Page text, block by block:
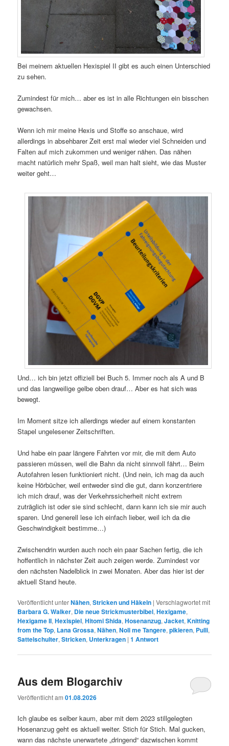
Bei meinem aktuellen Hexispiel II gibt es auch einen Unterschied
zu sehen.
Zumindest für mich… aber es ist in alle Richtungen ein bisschen
gewachsen.
Wenn ich mir meine Hexis und Stoffe so anschaue, wird
allerdings in absehbarer Zeit erst mal wieder viel Schneiden und
Falten auf mich zukommen und weniger nähen. Das nähen
macht natürlich mehr Spaß, weil man halt sieht, wie das Muster
weiter geht…
Und… ich bin jetzt offiziell bei Buch 5. Immer noch als A und B
und das langweilige gelbe oben drauf… Aber es hat sich was
bewegt.
Im Moment sitze ich allerdings wieder auf einem konstanten
Stapel ungelesener Zeitschriften.
Und habe ein paar längere Fahrten vor mir, die mit dem Auto
passieren müssen, weil die Bahn da nicht sinnvoll fährt… Beim
Autofahren lesen funktioniert nicht. (Und nein, ich mag da auch
keine Hörbücher, weil entweder sind die gut, dann konzentriere
ich mich drauf, was der Verkehrssicherheit nicht extrem
zuträglich ist oder sie sind schlecht, dann kann ich sie mir auch
sparen. Und generell lese ich einfach lieber, weil ich da die
Geschwindigkeit bestimme…)
Zwischendrin wurden auch noch ein paar Sachen fertig, die ich
hoffentlich in nächster Zeit auch zeigen werde. Zumindest vor
den nächsten Nadelblick in zwei Monaten. Aber das hier ist der
aktuell Stand heute.
Veröffentlicht unterNähen,Stricken und Häkeln |Verschlagwortet mit
Barbara G. Walker, Die neue Strickmusterbibel,Hexigame,
Hexigame II,Hexispiel,Hitomi Shida,Hosenanzug,Jacket,Knitting
from the Top, Lana Grossa,Nähen,Noli me Tangere,pikieren, Pulli,
Sattelschulter,Stricken, Unterkragen |1 Antwort
Aus dem Blogarchiv
Veröffentlicht am01.08.2026
Ich glaube es selber kaum, aber mit dem 2023 stillgelegten
Hosenanzug geht es aktuell weiter. Stich für Stich. Mal gucken,
wann das nächste unerwartete „dringend“ dazwischen kommt